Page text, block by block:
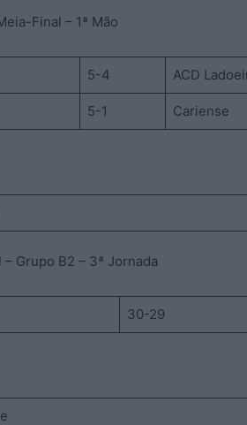
Final – 1ª Mão
5-4 ACD
5-1 Cariense
Grupo B2 – 3ª Jornada
30-29